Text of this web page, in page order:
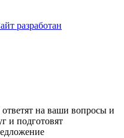
разработан
на ваши вопросы и
и подготовят